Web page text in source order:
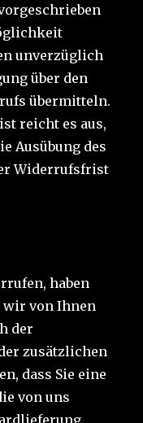
unverzüglich
über den
übermitteln.
reicht es aus,
Ausübung des
Widerrufsfrist
haben
wir von Ihnen
der
zusätzlichen
dass Sie eine
von uns